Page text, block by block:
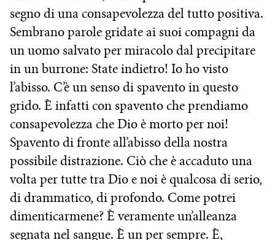
segno di una consapevolezza del tutto positiva.
Sembrano parole gridate ai suoi compagni da
un uomo salvato per miracolo dal precipitare
in un burrone: State indietro! Io ho visto
l’abisso. C’è un senso di spavento in questo
grido. È infatti con spavento che prendiamo
consapevolezza che Dio è morto per noi!
Spavento di fronte all’abisso della nostra
possibile distrazione. Ciò che è accaduto una
volta per tutte tra Dio e noi è qualcosa di serio,
di drammatico, di profondo. Come potrei
dimenticarmene? È veramente un’alleanza
segnata nel sangue. È un per sempre. È,